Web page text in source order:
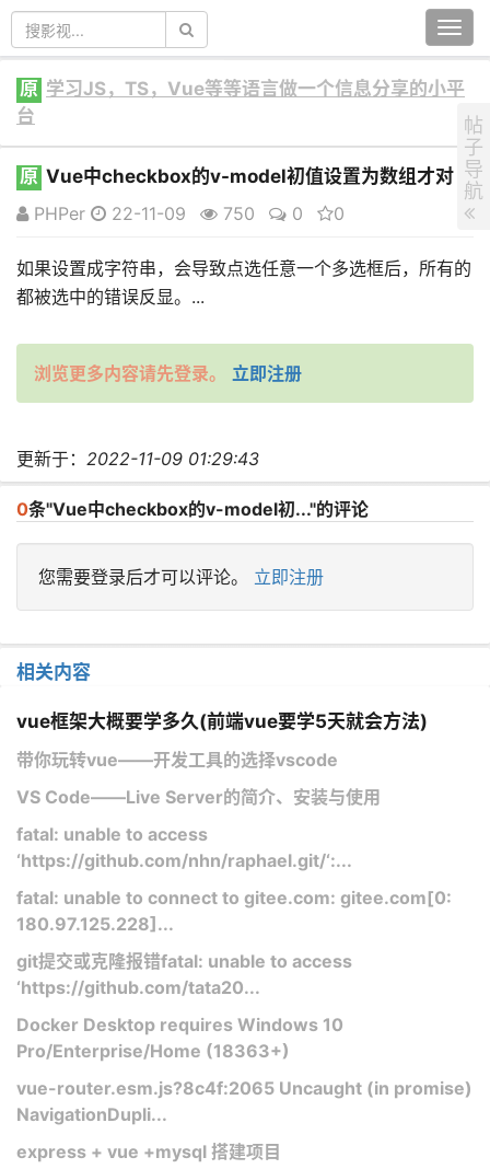
原 学习JS，TS，Vue等等语言做一个信息分享的小平
台
原 Vue中checkbox的v-model初值设置为数组才对
PHPer
22-11-09 750 0 0
如果设置成字符串，会导致点选任意一个多选框后，所有的
都被选中的错误反显。...
浏览更多内容请先登录。 立即注册
更新于： 2022-11-09 01:29:43
0条"Vue中checkbox的v-model初..."的评论
您需要登录后才可以评论。 立即注册
相关内容
vue框架大概要学多久(前端vue要学5天就会方法)
带你玩转vue——开发工具的选择vscode
VS Code——Live Server的简介、安装与使用
fatal: unable to access
‘https://github.com/nhn/raphael.git/‘:...
fatal: unable to connect to gitee.com: gitee.com[0:
180.97.125.228]...
git提交或克隆报错fatal: unable to access
‘https://github.com/tata20...
Docker Desktop requires Windows 10
Pro/Enterprise/Home (18363+)
vue-router.esm.js?8c4f:2065 Uncaught (in promise)
NavigationDupli...
express + vue +mysql 搭建项目
帖
子
导
航